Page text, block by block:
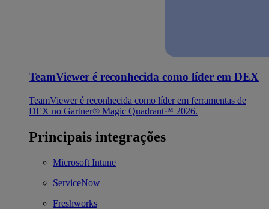
TeamViewer é reconhecida como líder em DEX
TeamViewer é reconhecida como líder em ferramentas de
DEX no Gartner® Magic Quadrant™ 2026.
Principais integrações
Microsoft Intune
ServiceNow
Freshworks